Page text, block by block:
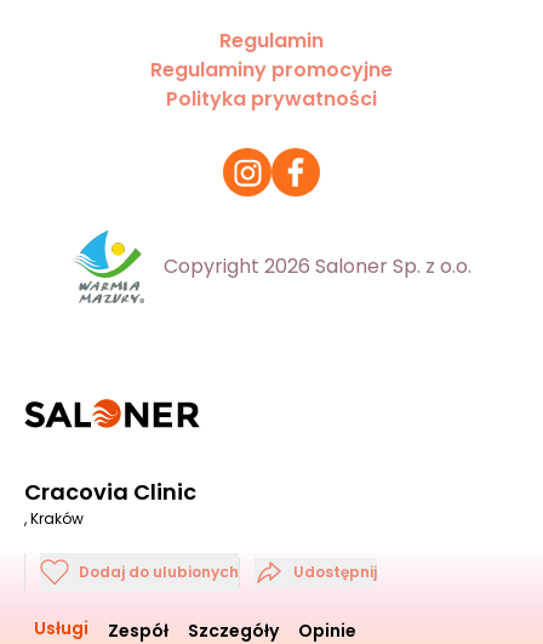
Regulamin
Regulaminy promocyjne
Polityka prywatności
Copyright 2026 Saloner Sp. z o.o.
Cracovia Clinic
, Kraków
Dodaj do ulubionych Udostępnij
Usługi Zespół Szczegóły Opinie